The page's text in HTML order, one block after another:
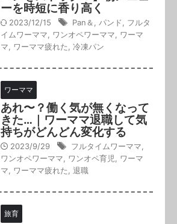
ーを時短に香り高く
2023/12/15 Pan＆ パンド
フルタ
イムワーママ
ワンオペワーママ
ワーマ
マ
ワーママ疲れた 冷凍パン
ワーママ
あれ〜？働く気が無くなって
きた…｜ワーママ退職して気
持ちがどんどん変化する
2023/9/29 フルタイムワーママ
ワンオペワーママ
ワンオペ育児
ワーマ
マ
ワーママ疲れた 退職
旅育